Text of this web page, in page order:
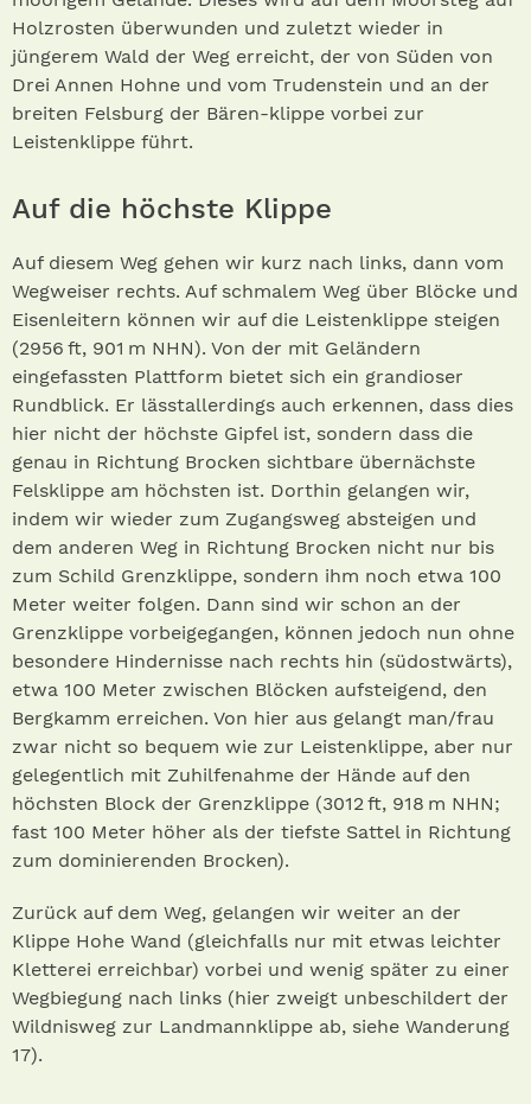
Holzrosten überwunden und zuletzt wieder in
jüngerem Wald der Weg erreicht, der von Süden von
Drei Annen Hohne und vom Trudenstein und an der
breiten Felsburg der Bären-klippe vorbei zur
Leistenklippe führt.
Auf die höchste Klippe
Auf diesem Weg gehen wir kurz nach links, dann vom
Wegweiser rechts. Auf schmalem Weg über Blöcke und
Eisenleitern können wir auf die Leistenklippe steigen
(2956 ft, 901 m NHN). Von der mit Geländern
eingefass­ten Plattform bietet sich ein grandioser
Rundblick. Er lässtallerdings auch erkennen, dass dies
hier nicht der höchste Gipfel ist, sondern dass die
genau in Richtung Brocken sichtbare übernächste
Felsklippe am höchsten ist. Dorthin gelangen wir,
indem wir wieder zum Zugangsweg absteigen und
dem anderen Weg in Richtung Brocken nicht nur bis
zum Schild Grenzklippe, sondern ihm noch etwa 100
Meter weiter folgen. Dann sind wir schon an der
Grenzklippe vorbeigegangen, können jedoch nun ohne
besondere Hindernisse nach rechts hin (südostwärts),
etwa 100 Meter zwischen Blöcken aufsteigend, den
Bergkamm erreichen. Von hier aus gelangt man/frau
zwar nicht so bequem wie zur Leistenklippe, aber nur
gelegentlich mit Zuhilfenahme der Hände auf den
höchsten Block der Grenzklippe (3012 ft, 918 m NHN;
fast 100 Meter höher als der tiefste Sattel in Richtung
zum dominierenden Brocken).
Zurück auf dem Weg, gelangen wir weiter an der
Klippe Hohe Wand (gleichfalls nur mit etwas leichter
Kletterei erreichbar) vorbei und wenig später zu einer
Wegbiegung nach links (hier zweigt unbeschildert der
Wildnisweg zur Landmannklippe ab, siehe Wanderung
17).